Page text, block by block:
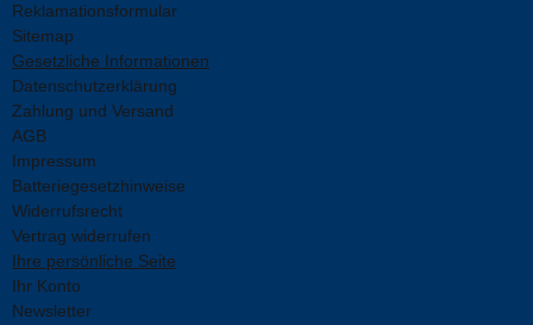
Reklamationsformular
Sitemap
Gesetzliche Informationen
Datenschutzerklärung
Zahlung und Versand
AGB
Impressum
Batteriegesetzhinweise
Widerrufsrecht
Vertrag widerrufen
Ihre persönliche Seite
Ihr Konto
Newsletter